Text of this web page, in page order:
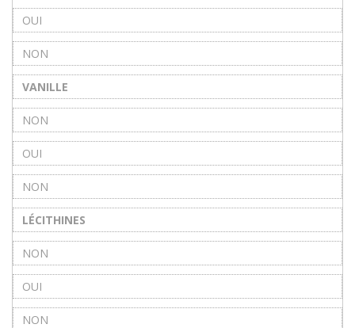
OUI
NON
VANILLE
NON
OUI
NON
LÉCITHINES
NON
OUI
NON